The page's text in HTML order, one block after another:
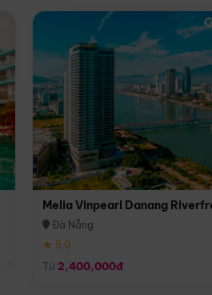
Melia Vinpearl Danang
Đà Nẵng
★ 5.0
Từ 2,400,000đ